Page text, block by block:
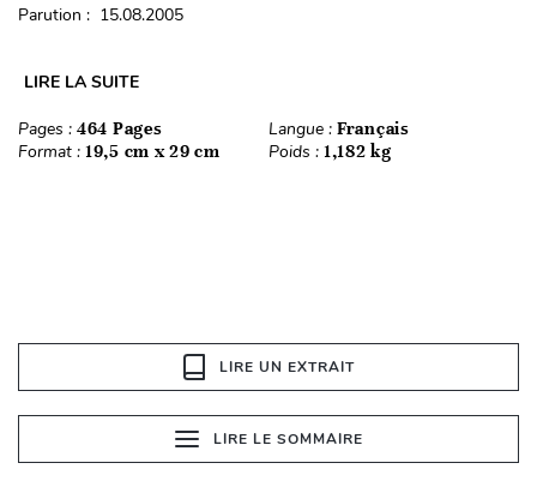
Parution : 15.08.2005
LIRE LA SUITE
Pages : 464 Pages Langue : Français
Format : 19,5 cm x 29 cm Poids : 1,182 kg
LIRE UN EXTRAIT
LIRE LE SOMMAIRE